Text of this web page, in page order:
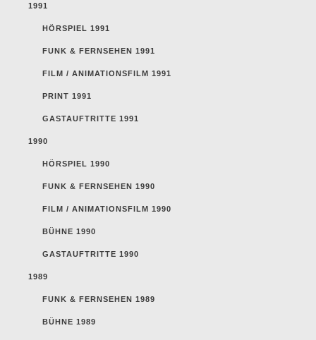
1991
HÖRSPIEL 1991
FUNK & FERNSEHEN 1991
FILM / ANIMATIONSFILM 1991
PRINT 1991
GASTAUFTRITTE 1991
1990
HÖRSPIEL 1990
FUNK & FERNSEHEN 1990
FILM / ANIMATIONSFILM 1990
BÜHNE 1990
GASTAUFTRITTE 1990
1989
FUNK & FERNSEHEN 1989
BÜHNE 1989